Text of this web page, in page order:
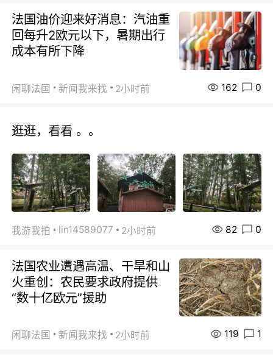
法国油价迎来好消息：汽油重
回每升2欧元以下，暑期出行
成本有所下降
闲聊法国 新闻我来找 2小时前 162 0
逛逛，看看 。。
我游我拍 lin14589077 2小时前 82 0
法国农业遭遇高温、干旱和山
火重创：农民要求政府提供
“数十亿欧元”援助
闲聊法国 新闻我来找 2小时前 119 1